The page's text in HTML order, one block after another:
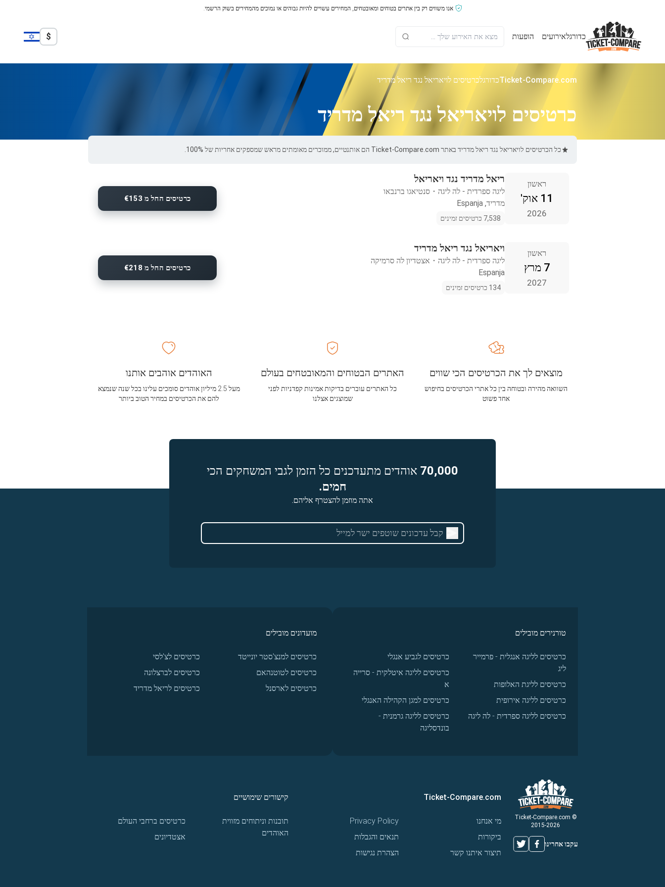
אנו משווים רק בין אתרים בטוחים ומאובטחים, המחירים עשויים להיות גבוהים או נמוכים מהמחירים בשוק הרשמי.
כדורגלאירועים הופעות $
Ticket-Compare.comכדורגלכרטיסים לויאריאל נגד ריאל מדריד
כרטיסים לויאריאל נגד ריאל מדריד
כל הכרטיסים לויאריאל נגד ריאל מדריד באתר Ticket-Compare.com הם אותנטיים, ממוכרים מאומתים מראש שמספקים אחריות של 100%.
ראשון
11 אוק'
2026
ריאל מדריד נגד ויאריאל
ליגה ספרדית - לה ליגה ・ סנטיאגו ברנבאו
מדריד, Espanja
7,538 כרטיסים זמינים
כרטיסים החל מ €153
ראשון
7 מרץ
2027
ויאריאל נגד ריאל מדריד
ליגה ספרדית - לה ליגה ・ אצטדיון לה סרמיקה
Espanja
134 כרטיסים זמינים
כרטיסים החל מ €218
האתרים הבטוחים והמאובטחים בעולם
כל האתרים עוברים בדיקות אמינות קפדניות לפני
שמוצגים אצלנו
מוצאים לך את הכרטיסים הכי שווים
השוואה מהירה ובטוחה בין כל אתרי הכרטיסים בחיפוש
אחד פשוט
האוהדים אוהבים אותנו
מעל 2.5 מיליון אוהדים סומכים עלינו בכל שנה שנמצא
להם את הכרטיסים במחיר הטוב ביותר
70,000 אוהדים מתעדכנים כל הזמן לגבי המשחקים הכי
חמים.
אתה מוזמן להצטרף אליהם.
טורנירים מובילים
כרטיסים לליגה אנגלית - פרמייר
ליג
כרטיסים לליגת האלופות
כרטיסים לליגה אירופית
כרטיסים לליגה ספרדית - לה ליגה
כרטיסים לגביע אנגלי
כרטיסים לליגה איטלקית - סרייה
א
כרטיסים למגן הקהילה האנגלי
כרטיסים לליגה גרמנית -
בונדסליגה
מועדונים מובילים
כרטיסים למנצ'סטר יונייטד
כרטיסים לטוטנהאם
כרטיסים לארסנל
כרטיסים לצ'לסי
כרטיסים לברצלונה
כרטיסים לריאל מדריד
© Ticket-Compare.com
2015-2026
עקבו אחרינו
Ticket-Compare.com
מי אנחנו
ביקורות
תיצור איתנו קשר
Privacy Policy
תנאים והגבלות
הצהרת נגישות
קישורים שימושיים
תובנות וניתוחים מזווית
האוהדים
כרטיסים ברחבי העולם
אצטדיונים